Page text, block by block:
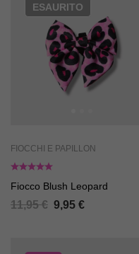
ESAURITO
FIOCCHI E PAPILLON
Fiocco Blush Leopard
11,95€ 9,95 €